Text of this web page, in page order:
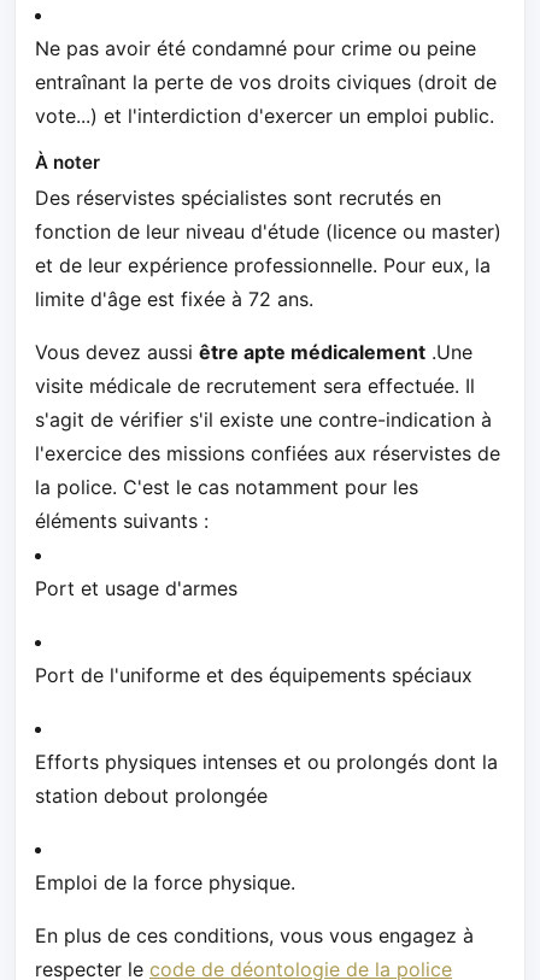
Ne pas avoir été condamné pour crime ou peine
entraînant la perte de vos droits civiques (droit de
vote...) et l'interdiction d'exercer un emploi public.
À noter
Des réservistes spécialistes sont recrutés en
fonction de leur niveau d'étude (licence ou master)
et de leur expérience professionnelle. Pour eux, la
limite d'âge est fixée à 72 ans.
Vous devez aussi être apte médicalement .Une
visite médicale de recrutement sera effectuée. Il
s'agit de vérifier s'il existe une contre-indication à
l'exercice des missions confiées aux réservistes de
la police. C'est le cas notamment pour les
éléments suivants :
Port et usage d'armes
Port de l'uniforme et des équipements spéciaux
Efforts physiques intenses et ou prolongés dont la
station debout prolongée
Emploi de la force physique.
En plus de ces conditions, vous vous engagez à
respecter le code de déontologie de la police